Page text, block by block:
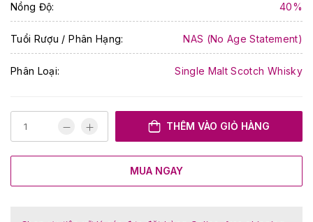
Nồng Độ: 40%
Tuổi Rượu / Phân Hạng: NAS (No Age Statement)
Phân Loại: Single Malt Scotch Whisky
THÊM VÀO GIỎ HÀNG
MUA NGAY